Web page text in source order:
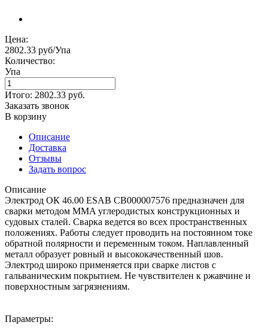
Цена:
2802.33 руб/Упа
Количество:
Упа
Итого: 2802.33 руб.
Заказать звонок
В корзину
Описание
Доставка
Отзывы
Задать вопрос
Описание
Электрод ОК 46.00 ESAB СВ000007576 предназначен для
сварки методом MMA углеродистых конструкционных и
судовых сталей. Сварка ведется во всех пространственных
положениях. Работы следует проводить на постоянном токе
обратной полярности и переменным током. Наплавленный
металл образует ровный и высококачественный шов.
Электрод широко применяется при сварке листов с
гальваническим покрытием. Не чувствителен к ржавчине и
поверхностным загрязнениям.
Параметры: